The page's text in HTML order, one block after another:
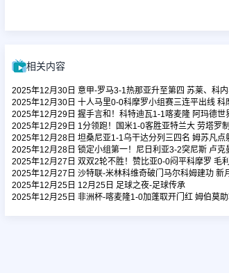
相关内容
2025年12月30日 意甲-罗马3-1热那亚升至第四 苏莱、科内
2025年12月30日 十人马里0-0科摩罗小组赛三连平出线
2025年12月29日 握手言和！科特迪瓦1-1喀麦隆 阿玛德世
2025年12月29日 1分领跑！国米1-0客胜亚特兰大 劳塔罗
2025年12月28日 坦桑尼亚1-1乌干达分列三四名 姆苏凡点
2025年12月28日 锁定小组第一！尼日利亚3-2突尼斯 卢
2025年12月27日 双双2轮不胜！赞比亚0-0闷平科摩罗 毛
2025年12月27日 沙特联-米林科维奇破门马尔科姆建功 新
2025年12月25日 12月25日 足球之夜-足球传承
2025年12月25日 非洲杯-喀麦隆1-0加蓬取开门红 姆伯莫